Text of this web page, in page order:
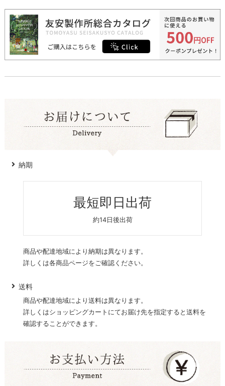
納期
最短即日出荷
約14日後出荷
商品や配達地域により納期は異なります。
詳しくは各商品ページをご確認ください。
送料
商品や配達地域により送料は異なります。
詳しくはショッピングカートにてお届け先を指定すると送料を
確認することができます。